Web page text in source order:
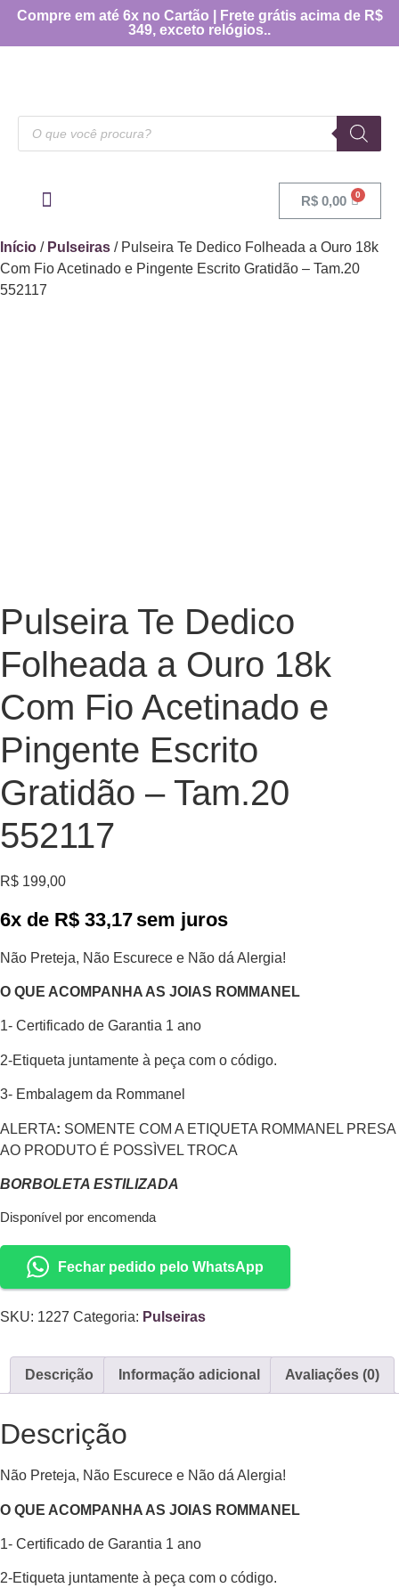
Compre em até 6x no Cartão | Frete grátis acima de R$
349, exceto relógios..
R$ 0,00
Início / Pulseiras / Pulseira Te Dedico Folheada a Ouro 18k
Com Fio Acetinado e Pingente Escrito Gratidão – Tam.20
552117
Pulseira Te Dedico
Folheada a Ouro 18k
Com Fio Acetinado e
Pingente Escrito
Gratidão – Tam.20
552117
R$ 199,00
6x de R$ 33,17 sem juros
Não Preteja, Não Escurece e Não dá Alergia!
O QUE ACOMPANHA AS JOIAS ROMMANEL
1- Certificado de Garantia 1 ano
2-Etiqueta juntamente à peça com o código.
3- Embalagem da Rommanel
ALERTA: SOMENTE COM A ETIQUETA ROMMANEL PRESA
AO PRODUTO É POSSÌVEL TROCA
BORBOLETA ESTILIZADA
Disponível por encomenda
Fechar pedido pelo WhatsApp
SKU: 1227 Categoria: Pulseiras
Descrição Informação adicional Avaliações (0)
Descrição
Não Preteja, Não Escurece e Não dá Alergia!
O QUE ACOMPANHA AS JOIAS ROMMANEL
1- Certificado de Garantia 1 ano
2-Etiqueta juntamente à peça com o código.